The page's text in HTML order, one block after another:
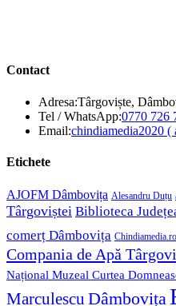
Contact
Adresa:Târgoviște,
Tel / WhatsApp:0770 726
Email:chindiamedia2020 (
Etichete
AJOFM Dâmbovița Alesandru Duțu
Târgoviștei Biblioteca
comerț Dâmbovița Chindiamedia.ro
Compania de Apă
Național Muzeal Curtea
Marculescu Dâmbovița